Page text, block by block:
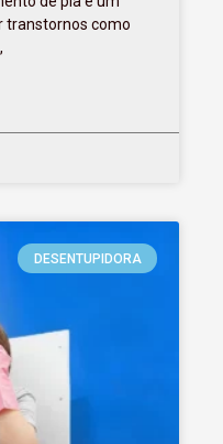
transtornos como
DESENTUPIDORA